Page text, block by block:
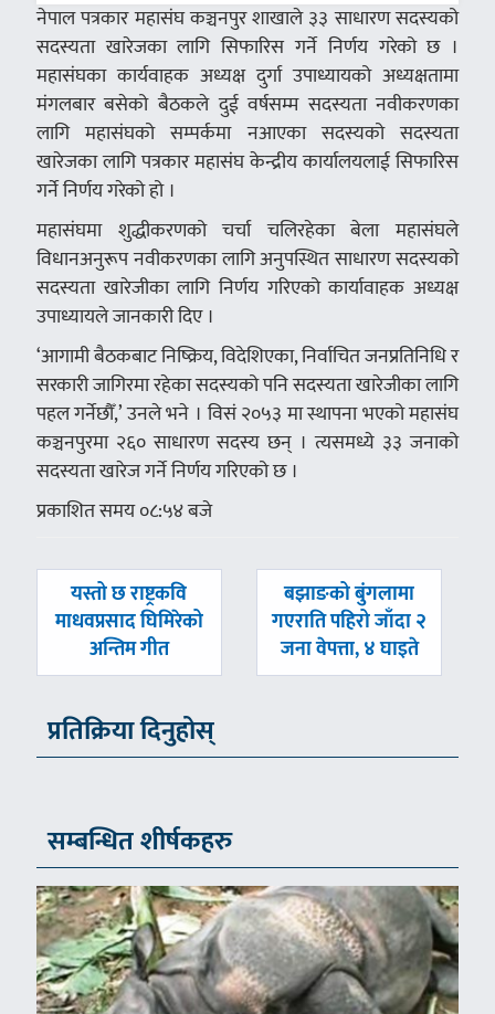
नेपाल पत्रकार महासंघ कञ्चनपुर शाखाले ३३ साधारण सदस्यको
सदस्यता खारेजका लागि सिफारिस गर्ने निर्णय गरेको छ ।
महासंघका कार्यवाहक अध्यक्ष दुर्गा उपाध्यायको अध्यक्षतामा
मंगलबार बसेको बैठकले दुई वर्षसम्म सदस्यता नवीकरणका
लागि महासंघको सम्पर्कमा नआएका सदस्यको सदस्यता
खारेजका लागि पत्रकार महासंघ केन्द्रीय कार्यालयलाई सिफारिस
गर्ने निर्णय गरेको हो ।
महासंघमा शुद्धीकरणको चर्चा चलिरहेका बेला महासंघले
विधानअनुरूप नवीकरणका लागि अनुपस्थित साधारण सदस्यको
सदस्यता खारेजीका लागि निर्णय गरिएको कार्यावाहक अध्यक्ष
उपाध्यायले जानकारी दिए ।
‘आगामी बैठकबाट निष्क्रिय, विदेशिएका, निर्वाचित जनप्रतिनिधि र
सरकारी जागिरमा रहेका सदस्यको पनि सदस्यता खारेजीका लागि
पहल गर्नेछौँ,’ उनले भने । विसं २०५३ मा स्थापना भएको महासंघ
कञ्चनपुरमा २६० साधारण सदस्य छन् । त्यसमध्ये ३३ जनाको
सदस्यता खारेज गर्ने निर्णय गरिएको छ ।
प्रकाशित समय ०८:५४ बजे
पछिल्लाे
-
यस्तो छ राष्ट्रकवि
माधवप्रसाद घिमिरेको
अन्तिम गीत
अघिल्लाे
-
बझाङको बुंगलामा
गएराति पहिरो जाँदा २
जना वेपत्ता, ४ घाइते
प्रतिक्रिया दिनुहोस्
सम्बन्धित शीर्षकहरु